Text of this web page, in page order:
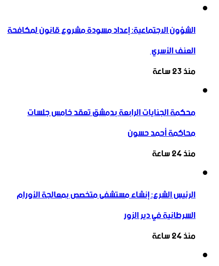
الشؤون الاجتماعية: إعداد مسودة مشروع قانون لمكافحة
العنف الأسري ‏
منذ 23 ساعة
محكمة الجنايات الرابعة بدمشق تعقد خامس جلسات
محاكمة أحمد حسون
منذ 24 ساعة
الرئيس الشرع: إنشاء ‌‏مستشفى متخصص بمعالجة الأورام
السرطانية في دير الزور
منذ 24 ساعة